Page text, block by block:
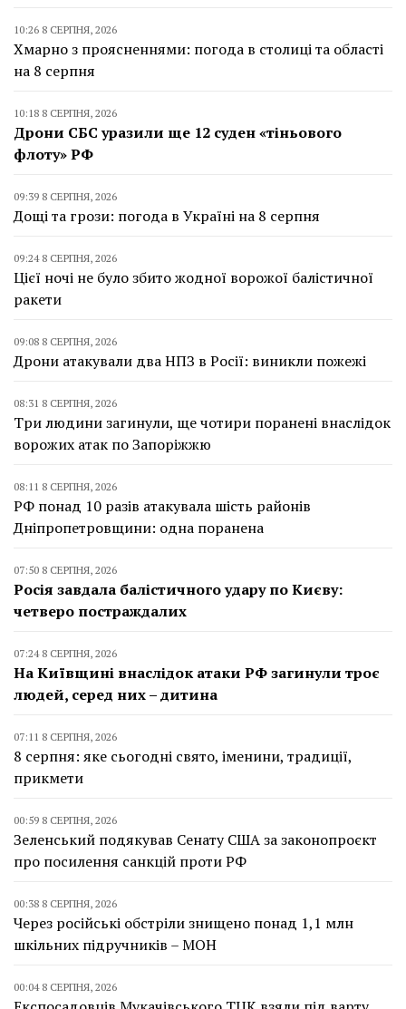
10:26 8 СЕРПНЯ, 2026
Хмарно з проясненнями: погода в столиці та області
на 8 серпня
10:18 8 СЕРПНЯ, 2026
Дрони СБС уразили ще 12 суден «тіньового
флоту» РФ
09:39 8 СЕРПНЯ, 2026
Дощі та грози: погода в Україні на 8 серпня
09:24 8 СЕРПНЯ, 2026
Цієї ночі не було збито жодної ворожої балістичної
ракети
09:08 8 СЕРПНЯ, 2026
Дрони атакували два НПЗ в Росії: виникли пожежі
08:31 8 СЕРПНЯ, 2026
Три людини загинули, ще чотири поранені внаслідок
ворожих атак по Запоріжжю
08:11 8 СЕРПНЯ, 2026
РФ понад 10 разів атакувала шість районів
Дніпропетровщини: одна поранена
07:50 8 СЕРПНЯ, 2026
Росія завдала балістичного удару по Києву:
четверо постраждалих
07:24 8 СЕРПНЯ, 2026
На Київщині внаслідок атаки РФ загинули троє
людей, серед них – дитина
07:11 8 СЕРПНЯ, 2026
8 серпня: яке сьогодні свято, іменини, традиції,
прикмети
00:59 8 СЕРПНЯ, 2026
Зеленський подякував Сенату США за законопроєкт
про посилення санкцій проти РФ
00:38 8 СЕРПНЯ, 2026
Через російські обстріли знищено понад 1,1 млн
шкільних підручників – МОН
00:04 8 СЕРПНЯ, 2026